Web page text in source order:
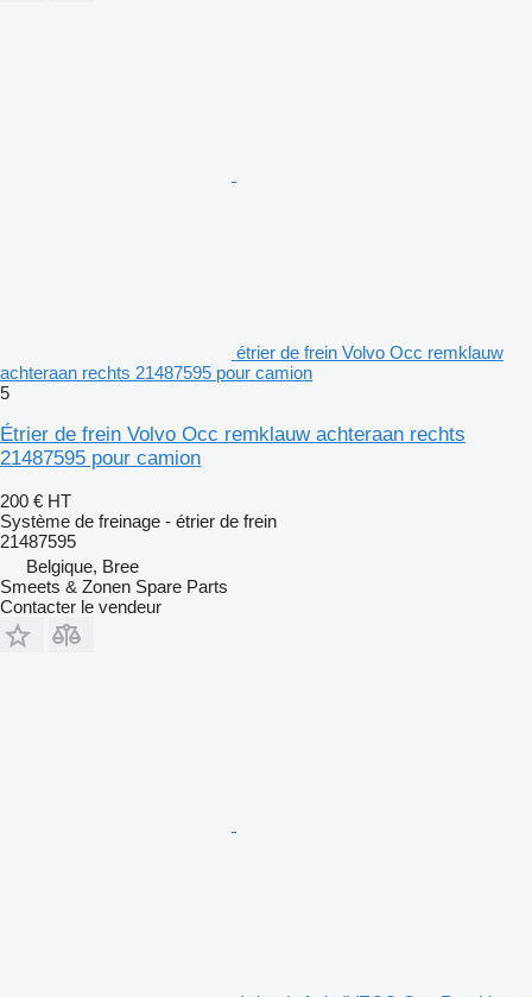
étrier de frein Volvo Occ remklauw
achteraan rechts 21487595 pour camion
5
Étrier de frein Volvo Occ remklauw achteraan rechts
21487595 pour camion
200 € HT
Système de freinage - étrier de frein
21487595
Belgique, Bree
Smeets & Zonen Spare Parts
Contacter le vendeur